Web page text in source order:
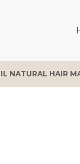
NATURAL HAIR